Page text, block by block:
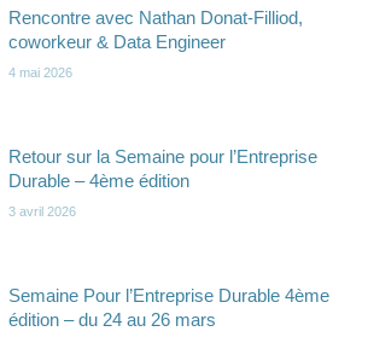
Rencontre avec Nathan Donat-Filliod,
coworkeur & Data Engineer
4 mai 2026
Retour sur la Semaine pour l’Entreprise
Durable – 4ème édition
3 avril 2026
Semaine Pour l’Entreprise Durable 4ème
édition – du 24 au 26 mars